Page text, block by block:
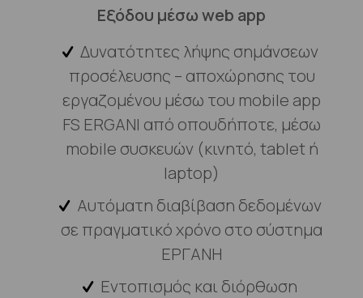
Εξόδου μέσω web app
Δυνατότητες λήψης σημάνσεων
προσέλευσης – αποχώρησης του
εργαζομένου μέσω του mobile app
FS ERGANI από οπουδήποτε, μέσω
mobile συσκευών (κινητό, tablet ή
laptop)
Αυτόματη διαβίβαση δεδομένων
σε πραγματικό χρόνο στο σύστημα
ΕΡΓΑΝΗ
Εντοπισμός και διόρθωση